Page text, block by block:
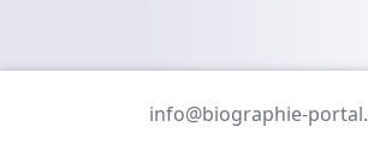
info@biographie-